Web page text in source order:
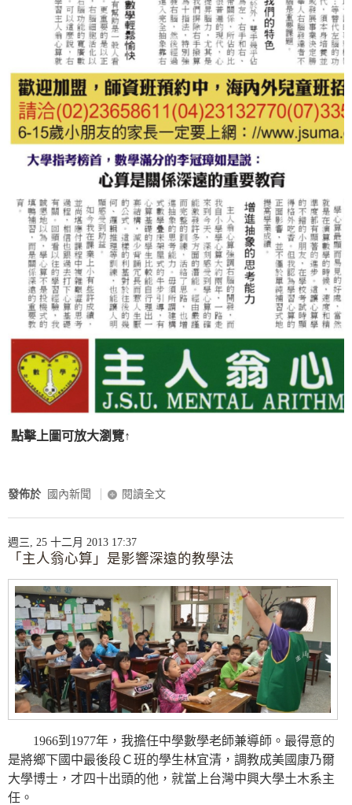
點擊上圖可放大瀏覽↑
發佈於 國內新聞 閱讀全文
週三, 25 十二月 2013 17:37
「主人翁心算」是影響深遠的教學法
1966到1977年，我擔任中學數學老師兼導師。最得意的
是將鄉下國中最後段Ｃ班的學生林宜清，調教成美國康乃爾
大學博士，才四十出頭的他，就當上台灣中興大學土木系主
任。